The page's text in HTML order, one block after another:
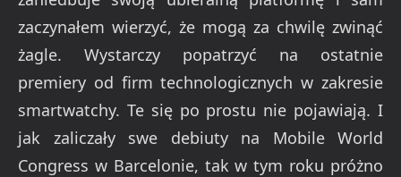
zaczynałem wierzyć, że mogą za chwilę zwinąć
żagle. Wystarczy popatrzyć na ostatnie
premiery od firm technologicznych w zakresie
smartwatchy. Te się po prostu nie pojawiają. I
jak zaliczały swe debiuty na Mobile World
Congress w Barcelonie, tak w tym roku próżno